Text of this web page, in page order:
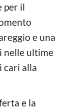
per il
e una
nelle ultime
cari alla
e la